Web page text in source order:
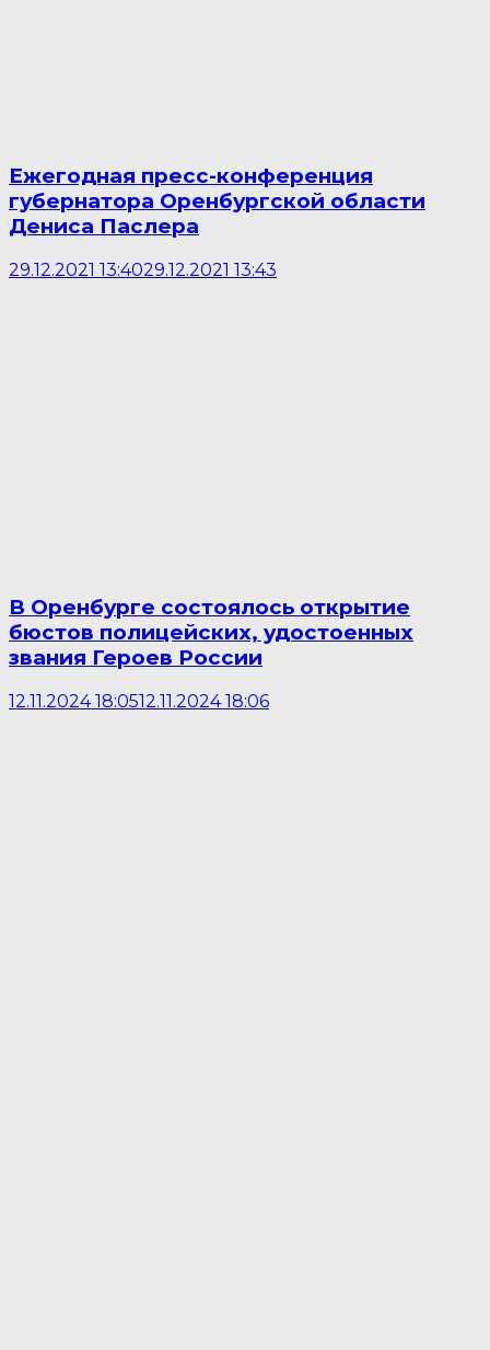
Ежегодная пресс-конференция
губернатора Оренбургской области
Дениса Паслера
29.12.2021 13:4029.12.2021 13:43
В Оренбурге состоялось открытие
бюстов полицейских, удостоенных
звания Героев России
12.11.2024 18:0512.11.2024 18:06